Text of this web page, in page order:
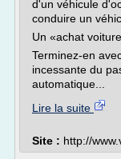
d'un véhicule
conduire un
Un «achat
Terminez-en
incessante du
automatique...
Lire la suite
Site : http://